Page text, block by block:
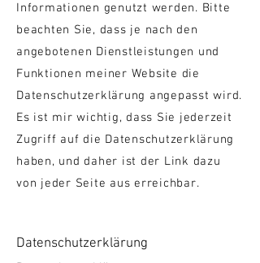
Informationen genutzt werden. Bitte
beachten Sie, dass je nach den
angebotenen Dienstleistungen und
Funktionen meiner Website die
Datenschutzerklärung angepasst wird.
Es ist mir wichtig, dass Sie jederzeit
Zugriff auf die Datenschutzerklärung
haben, und daher ist der Link dazu
von jeder Seite aus erreichbar.
Datenschutzerklärung